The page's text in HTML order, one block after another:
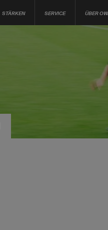
STÄRKEN SERVICE ÜBER